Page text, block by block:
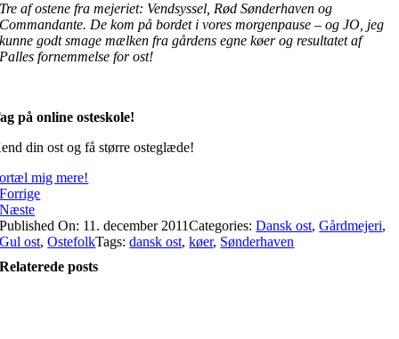
Tre af ostene fra mejeriet: Vendsyssel, Rød Sønderhaven og
Commandante. De kom på bordet i vores morgenpause – og JO, jeg
kunne godt smage mælken fra gårdens egne køer og resultatet af
Palles fornemmelse for ost!
på online osteskole!
din ost og få større osteglæde!
mig mere!
Forrige
Næste
Published On: 11. december 2011Categories:Dansk ost,Gårdmejeri,
Gul ost,OstefolkTags:dansk ost,køer, Sønderhaven
Relaterede posts